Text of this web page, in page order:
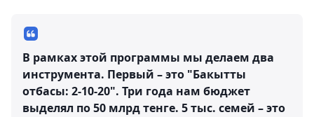
В рамках этой программы мы делаем два
инструмента. Первый – это "Бакытты
отбасы: 2-10-20". Три года нам бюджет
выделял по 50 млрд тенге. 5 тыс. семей – это